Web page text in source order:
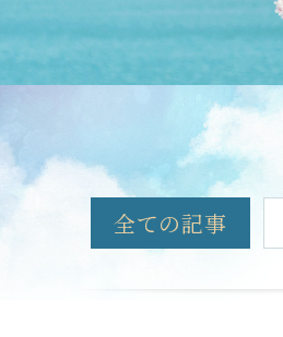
全ての記事
会員マイページ
客室